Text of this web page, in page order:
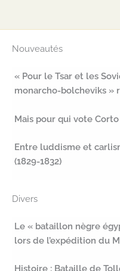
Nouveautés
« Pour le Tsar et les
monarcho-bolcheviks »
Mais pour qui vote
Entre luddisme et
(1829-1832)
Divers
Le « bataillon nègre
lors de l’expédition du
Histoire : Bataille de